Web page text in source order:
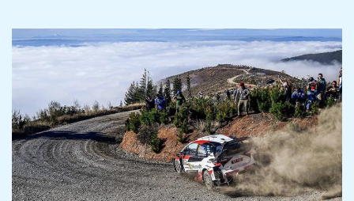
для
Ожье,
подиум